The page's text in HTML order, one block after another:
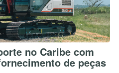
no Caribe com
de peças